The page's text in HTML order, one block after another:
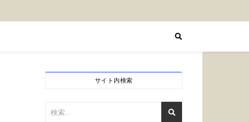
サイト内検索